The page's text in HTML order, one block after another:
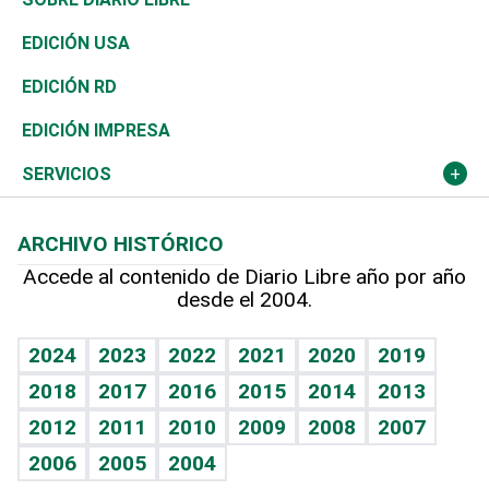
Reportajes
África
Ocenanía
Caribe
Resto del mundo
Vivienda
Telecom.
Global y variable
Economía personal
Buena Vida
Sociales
Novedades
Podcast Arte Libre
Hablando con el pediatra
Vida y familia
Eñe
Celebrando la vida
Sin complejos
Ciclismo
Tenis
Olimpismo
Más deportes
Línea de hit
TBT Deportivo
En Directo
El Espía
Noticiero Poteleche
Columnistas
Más firmas
Tecnología
Historia
Martes de tecnología
Cambio climático
Economía
Revista
Deportes
Opinión
Hecho en casa
Guía del dinero
EDICIÓN USA
EDICIÓN RD
EDICIÓN IMPRESA
SERVICIOS
Cumpleaños
Horóscopos
Crucigramas
ARCHIVO HISTÓRICO
Accede al contenido de Diario Libre año por año
desde el 2004.
2024 2023 2022 2021 2020
2019
2018
2017 2016 2015 2014
2013
2012
2011 2010 2009 2008
2007
2006
2005 2004